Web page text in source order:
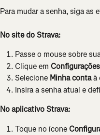
Para mudar a senha, siga as
No site do Strava:
Passe o mouse sobre
Clique em Configurações
Selecione Minha conta à
Insira a senha atual e
No aplicativo Strava:
Toque no ícone